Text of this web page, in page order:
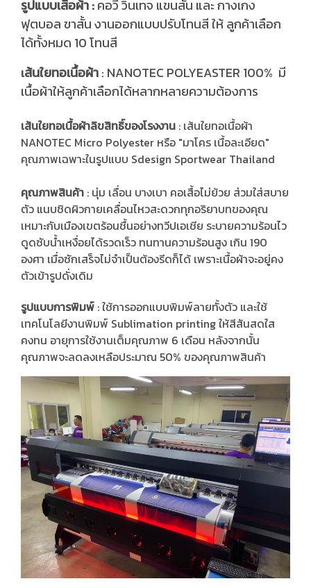
รูปแบบเสื้อผ้า :คอวี วินเทจ แขนสั้น และ กางเกง
ฟุตบอล ขาสั้น งานออกแบบปรับโทนสี ให้ ลูกค้าเลือก
ได้ทั้งหมด 10 โทนสี
เส้นใยทอเนื้อผ้า: NANOTEC POLYEASTER 100% มี
เนื้อผ้าให้ลูกค้าเลือกได้หลากหลายความต้องการ
เส้นใยทอเนื้อผ้าลิขสิทธิ์ของโรงงาน : เส้นใยทอเนื้อผ้า
NANOTEC Micro Polyester หรือ "มาโคร เนื้อละเอียด"
คุณภาพเฉพาะในรูปแบบ Sdesign Sportwear Thailand
คุณภาพสินค้า : นุ่ม เลื่อน บางเบา คอเสื้อไม่ย้วย ส่วมใส่สบาย
ตัว แนบชิดผิวกายเคลื่อนไหวสะดวกทุกอริยาบทของคุณ
เหมาะกับเมืองเขตร้อนชื้นอย่างทวีปเอเชีย ระบายความร้อนไว
ดูดซับน้ำเหงื่อยได้รวดเร็ว ทนทานความร้อนสูง เกิน 190
องศา เมื่อซักเสร็จไม่จำเป็นต้องรีดก็ได้ เพราะเนื้อผ้าจะอยู่คง
ตัวเข้ารูปดั่งเดิม
รูปแบบการพิมพ์ : ใช้การออกแบบพิมพ์ลายทั้งตัว และใช้
เทคโนโลยีงานพิมพ์ Sublimation printing ให้สีสันสดใส
คงทน อายุการใช้งานเต็มคุณภาพ 6 เดือน หลังจากนั้น
คุณภาพจะลดลงเหลือประมาณ 50% ของคุณภาพสินค้า